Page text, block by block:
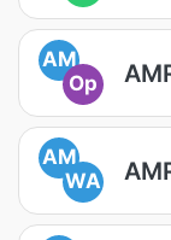
AM
Op
AM
WA